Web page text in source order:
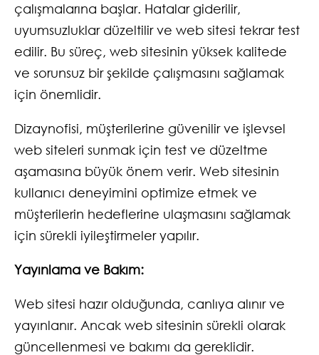
çalışmalarına başlar. Hatalar giderilir,
uyumsuzluklar düzeltilir ve web sitesi tekrar test
edilir. Bu süreç, web sitesinin yüksek kalitede
ve sorunsuz bir şekilde çalışmasını sağlamak
için önemlidir.
Dizaynofisi, müşterilerine güvenilir ve işlevsel
web siteleri sunmak için test ve düzeltme
aşamasına büyük önem verir. Web sitesinin
kullanıcı deneyimini optimize etmek ve
müşterilerin hedeflerine ulaşmasını sağlamak
için sürekli iyileştirmeler yapılır.
Yayınlama ve Bakım:
Web sitesi hazır olduğunda, canlıya alınır ve
yayınlanır. Ancak web sitesinin sürekli olarak
güncellenmesi ve bakımı da gereklidir.